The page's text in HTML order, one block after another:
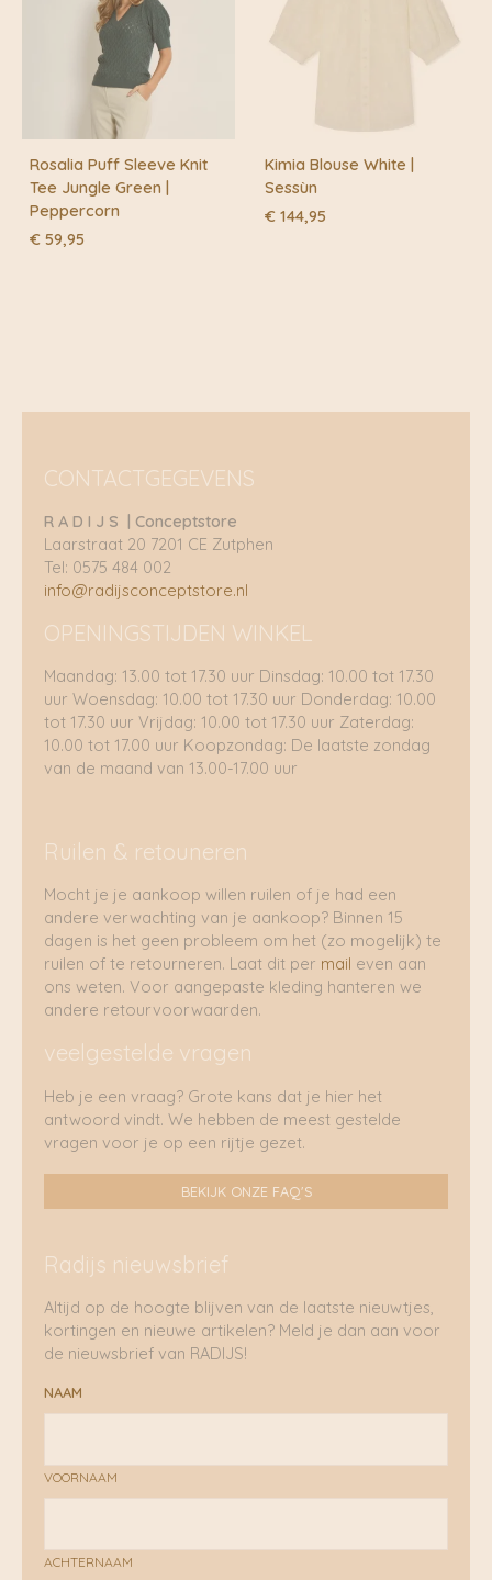
Rosalia Puff Sleeve Knit
Tee Jungle Green |
Peppercorn
€ 59,95
Kimia Blouse White |
Sessùn
€ 144,95
CONTACTGEGEVENS
R A D I J S | Conceptstore
Laarstraat 20 7201 CE Zutphen
Tel: 0575 484 002
info@radijsconceptstore.nl
OPENINGSTIJDEN WINKEL
Maandag: 13.00 tot 17.30 uur Dinsdag: 10.00 tot 17.30
uur Woensdag: 10.00 tot 17.30 uur Donderdag: 10.00
tot 17.30 uur Vrijdag: 10.00 tot 17.30 uur Zaterdag:
10.00 tot 17.00 uur Koopzondag: De laatste zondag
van de maand van 13.00-17.00 uur
Ruilen & retouneren
Mocht je je aankoop willen ruilen of je had een
andere verwachting van je aankoop? Binnen 15
dagen is het geen probleem om het (zo mogelijk) te
ruilen of te retourneren. Laat dit per mail even aan
ons weten. Voor aangepaste kleding hanteren we
andere retourvoorwaarden.
veelgestelde vragen
Heb je een vraag? Grote kans dat je hier het
antwoord vindt. We hebben de meest gestelde
vragen voor je op een rijtje gezet.
BEKIJK ONZE FAQ'S
Radijs nieuwsbrief
Altijd op de hoogte blijven van de laatste nieuwtjes,
kortingen en nieuwe artikelen? Meld je dan aan voor
de nieuwsbrief van RADIJS!
NAAM
VOORNAAM
ACHTERNAAM